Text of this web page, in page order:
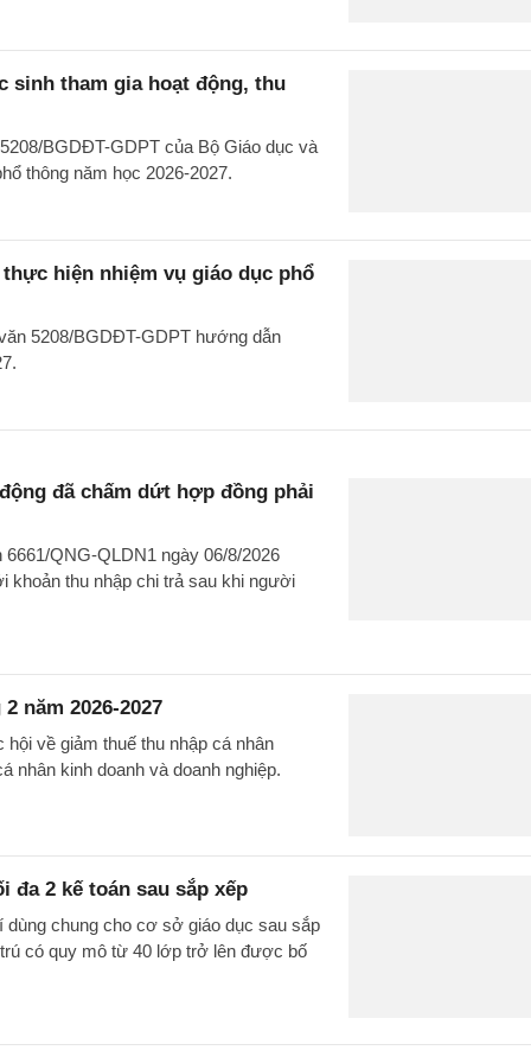
sinh tham gia hoạt động, thu
BGDĐT-GDPT của Bộ Giáo dục và
thông năm học 2026-2027.
hiện nhiệm vụ giáo dục phổ
5208/BGDĐT-GDPT hướng dẫn
đã chấm dứt hợp đồng phải
QNG-QLDN1 ngày 06/8/2026
khoản thu nhập chi trả sau khi người
năm 2026-2027
về giảm thuế thu nhập cá nhân
nhân kinh doanh và doanh nghiệp.
2 kế toán sau sắp xếp
chung cho cơ sở giáo dục sau sắp
có quy mô từ 40 lớp trở lên được bố